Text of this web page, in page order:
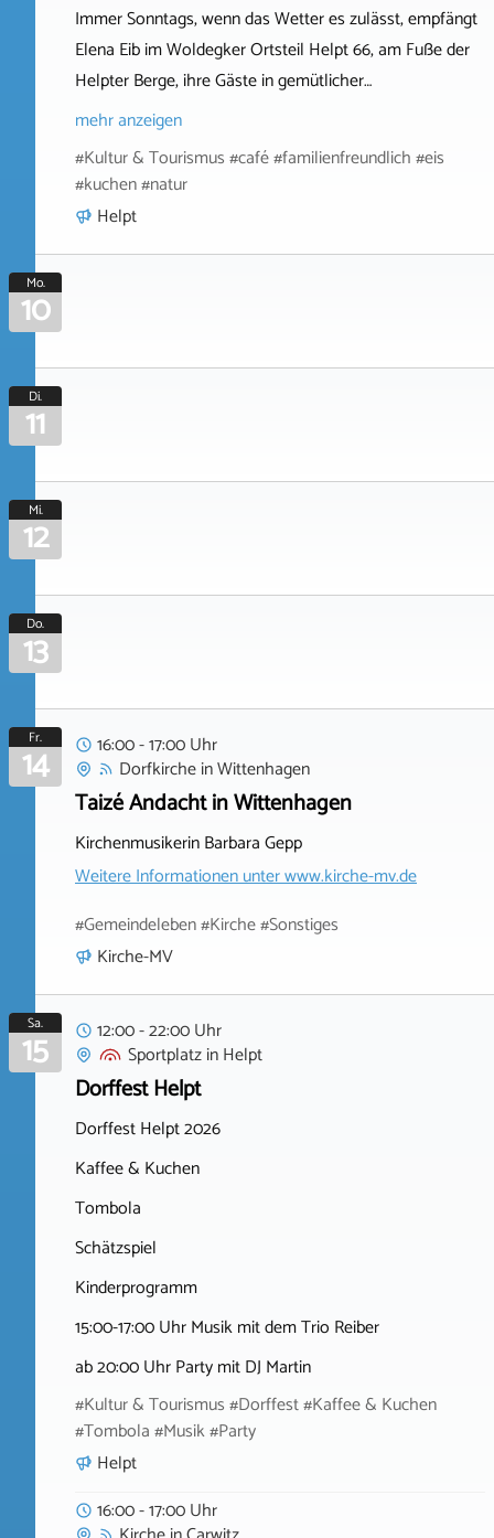
Immer Sonntags, wenn das Wetter es zulässt, empfängt
Elena Eib im Woldegker Ortsteil Helpt 66, am Fuße der
Helpter Berge, ihre Gäste in gemütlicher…
mehr anzeigen
#Kultur & Tourismus #café #familienfreundlich #eis
#kuchen #natur
Helpt
Mo.
10
Di.
11
Mi.
12
Do.
13
Fr.
14
16:00 - 17:00 Uhr
DorfkircheinWittenhagen
Taizé Andacht in Wittenhagen
Kirchenmusikerin Barbara Gepp
Weitere Informationen unterwww.kirche-mv.de
#Gemeindeleben #Kirche #Sonstiges
Kirche-MV
Sa.
15
12:00 - 22:00 Uhr
SportplatzinHelpt
Dorffest Helpt
Dorffest Helpt 2026
Kaffee & Kuchen
Tombola
Schätzspiel
Kinderprogramm
15:00-17:00 Uhr Musik mit dem Trio Reiber
ab 20:00 Uhr Party mit DJ Martin
#Kultur & Tourismus #Dorffest #Kaffee & Kuchen
#Tombola #Musik #Party
Helpt
16:00 - 17:00 Uhr